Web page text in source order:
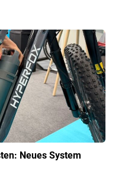
Neues System